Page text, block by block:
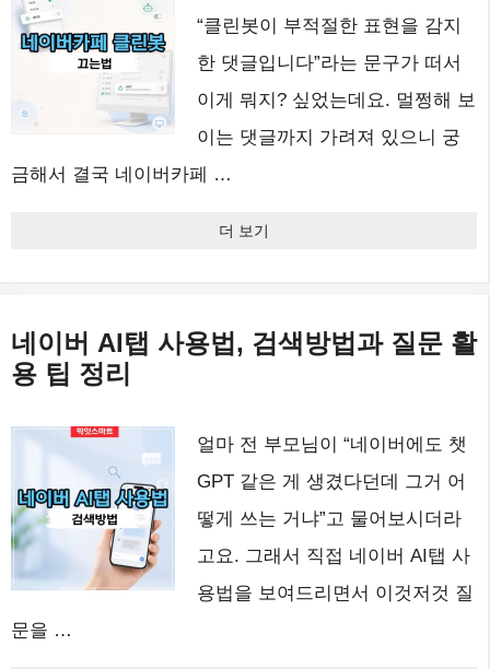
“클린봇이 부적절한 표현을 감지
한 댓글입니다”라는 문구가 떠서
이게 뭐지? 싶었는데요. 멀쩡해 보
이는 댓글까지 가려져 있으니 궁
금해서 결국 네이버카페 …
더 보기
네이버 AI탭 사용법, 검색방법과 질문 활
용 팁 정리
얼마 전 부모님이 “네이버에도 챗
GPT 같은 게 생겼다던데 그거 어
떻게 쓰는 거냐”고 물어보시더라
고요. 그래서 직접 네이버 AI탭 사
용법을 보여드리면서 이것저것 질
문을 …